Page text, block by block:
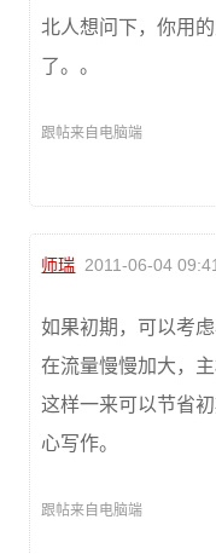
北人想问下，你用
了。。
跟帖来自电脑端
师瑞 2011-06-04
如果初期，可以考
在流量慢慢加大，
这样一来可以节省
心写作。
跟帖来自电脑端